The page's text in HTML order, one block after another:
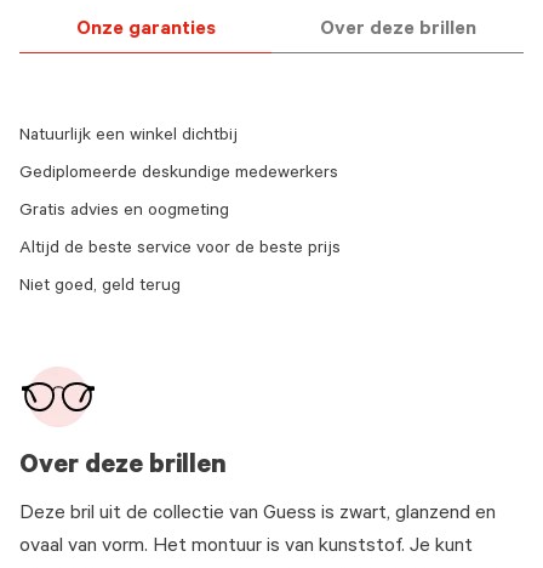
Onze garanties Over deze brillen
Over deze brillen
Deze bril uit de collectie van Guess is zwart, glanzend en
ovaal van vorm. Het montuur is van kunststof. Je kunt
Natuurlijk een winkel dichtbij
Gediplomeerde deskundige medewerkers
Gratis advies en oogmeting
Altijd de beste service voor de beste prijs
Niet goed, geld terug